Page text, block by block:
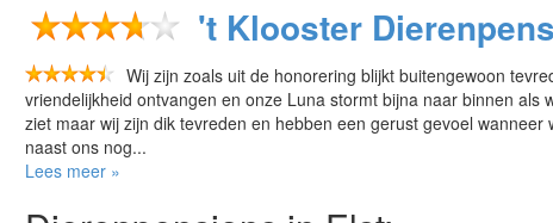
't Klooster
Wij zijn zoals uit de honorering blijkt buitengewoon
vriendelijkheid ontvangen en onze Luna stormt bijna naar binnen
ziet maar wij zijn dik tevreden en hebben een gerust gevoel
naast ons nog...
Lees meer »